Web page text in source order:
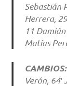
Sebastián
Herrera,
11
Matías
CAMBIOS:
Verón, 64′